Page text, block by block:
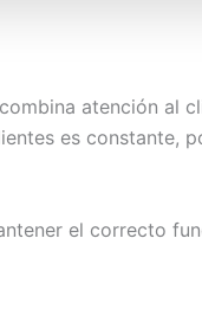
atención al
es constante,
el correcto